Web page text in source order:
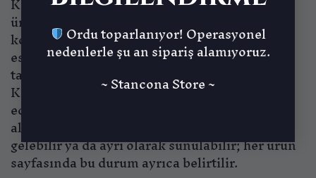
Ordu toparlanıyor! Operasyonel
nedenlerle şu an sipariş alamıyoruz.
~ Stancona Store ~
üretilmiş olup, detaylı ve özgün tasarımlarıyla
koleksiyonunuza veya klavye düzeninize
estetik bir dokunuş katmak üzere
tasarlanmıştır.
Keycap’ler genellikle boyasız ve monte
edilmemiş olarak gelir. Ürün görsellerinde yer
alan stantlar veya aksesuarlar ürünle birlikte
gelebilir ya da ayrı olarak sunulabilir; her ürün
sayfasında bu durum ayrıca belirtilir.